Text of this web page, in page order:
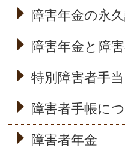
障害年金の永
障害年金と障
特別障害者手当
障害者手帳に
障害者年金